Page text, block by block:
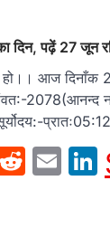
दिन, पढ़ें 27 जून
आज दिनाँक
2078(आनन्द